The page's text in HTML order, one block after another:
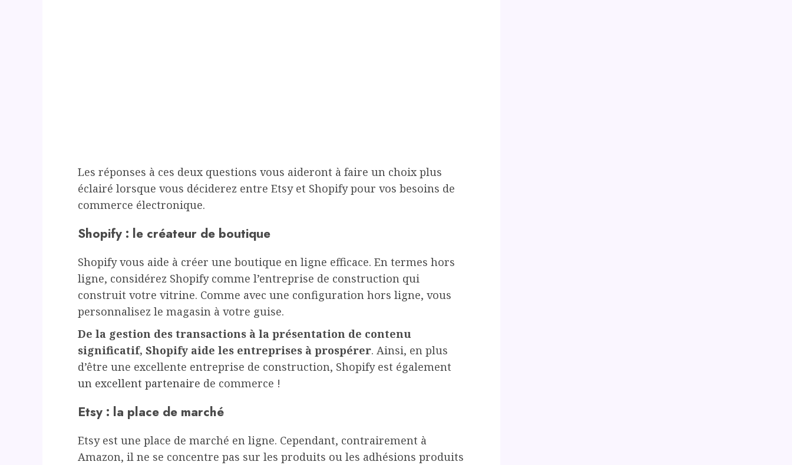
Les réponses à ces deux questions vous aideront à faire un choix plus
éclairé lorsque vous déciderez entre Etsy et Shopify pour vos besoins de
commerce électronique.
Shopify : le créateur de boutique
Shopify vous aide à créer une boutique en ligne efficace. En termes hors
ligne, considérez Shopify comme l’entreprise de construction qui
construit votre vitrine. Comme avec une configuration hors ligne, vous
personnalisez le magasin à votre guise.
De la gestion des transactions à la présentation de contenu
significatif, Shopify aide les entreprises à prospérer. Ainsi, en plus
d’être une excellente entreprise de construction, Shopify est également
un excellent partenaire de commerce !
Etsy : la place de marché
Etsy est une place de marché en ligne. Cependant, contrairement à
Amazon, il ne se concentre pas sur les produits ou les adhésions produits